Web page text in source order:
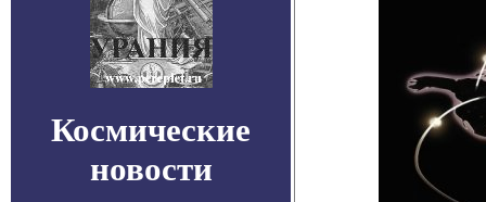
Космические
новости